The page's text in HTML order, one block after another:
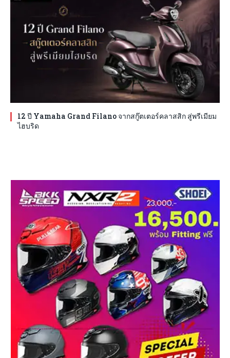
12 ปี Yamaha Grand Filano จากสกู๊ตเตอร์คลาสสิก สู่พรีเมียม
ไฮบริด